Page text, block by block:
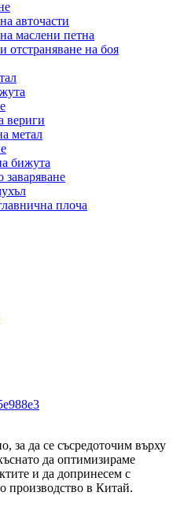
авточасти
маслени петна
отстраняване на боя
вериги
метал
бижута
плоча
за да се съсредоточим върху
да оптимизираме
и да допринесем с
производство в Китай.